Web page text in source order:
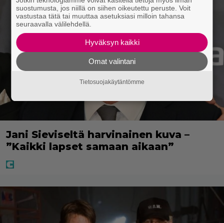
Jani Sieviseltä harvinainen kuva –
”Kaikki lapset samaan aikaan”
suostumusta, jos niillä on siihen oikeutettu peruste. Voit
vastustaa tätä tai muuttaa asetuksiasi milloin tahansa
seuraavalla välilehdellä.
Hyväksyn kaikki
Omat valintani
Tietosuojakäytäntömme